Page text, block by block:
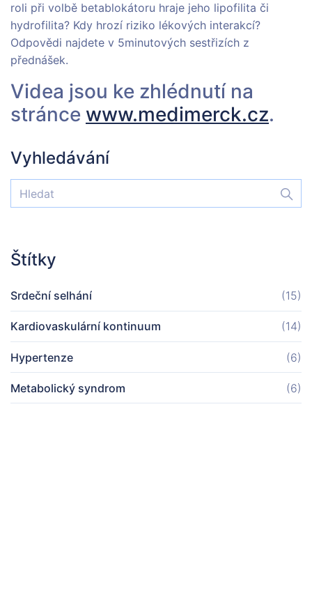
roli při volbě betablokátoru hraje jeho lipofilita či
hydrofilita? Kdy hrozí riziko lékových interakcí?
Odpovědi najdete v 5minutových sestřizích z
přednášek.
Videa jsou ke zhlédnutí na
stránce www.medimerck.cz.
Vyhledávání
Štítky
Srdeční selhání (15)
Kardiovaskulární kontinuum (14)
Hypertenze (6)
Metabolický syndrom (6)